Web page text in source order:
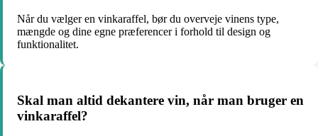
Når du vælger en vinkaraffel, bør du overveje vinens type,
mængde og dine egne præferencer i forhold til design og
funktionalitet.
Skal man altid dekantere vin, når man bruger en
vinkaraffel?